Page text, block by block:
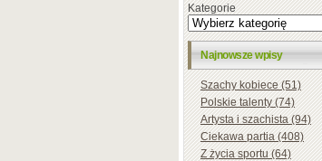
Kategorie
Najnowsze wpisy
Szachy kobiece (51)
Polskie talenty (74)
Artysta i szachista (94)
Ciekawa partia (408)
Z życia sportu (64)